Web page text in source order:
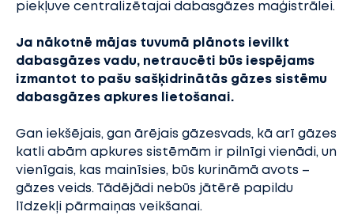
piekļuve centralizētajai dabasgāzes maģistrālei.
Ja nākotnē mājas tuvumā plānots ievilkt
dabasgāzes vadu, netraucēti būs iespējams
izmantot to pašu sašķidrinātās gāzes sistēmu
dabasgāzes apkures lietošanai.
Gan iekšējais, gan ārējais gāzesvads, kā arī gāzes
katli abām apkures sistēmām ir pilnīgi vienādi, un
vienīgais, kas mainīsies, būs kurināmā avots –
gāzes veids. Tādējādi nebūs jātērē papildu
līdzekļi pārmaiņas veikšanai.